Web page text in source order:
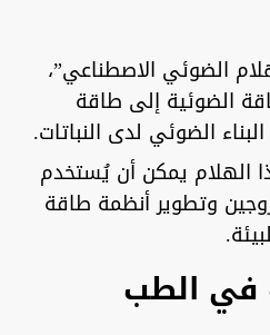
الضوئي الاصطناعي”،
الضوئية إلى طاقة
الضوئي لدى النباتات.
الهلام يمكن أن يُستخدم
وتطوير أنظمة طاقة
في الطب